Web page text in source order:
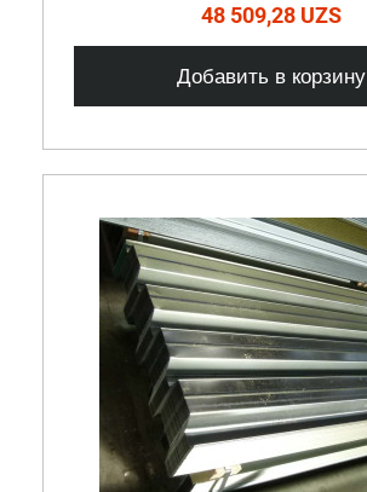
48 509,28 UZS
Добавить в корзину